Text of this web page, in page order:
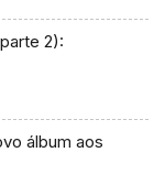
2):
álbum aos